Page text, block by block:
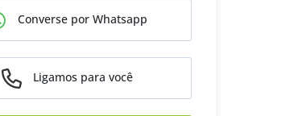
Converse por Whatsapp
Ligamos para você